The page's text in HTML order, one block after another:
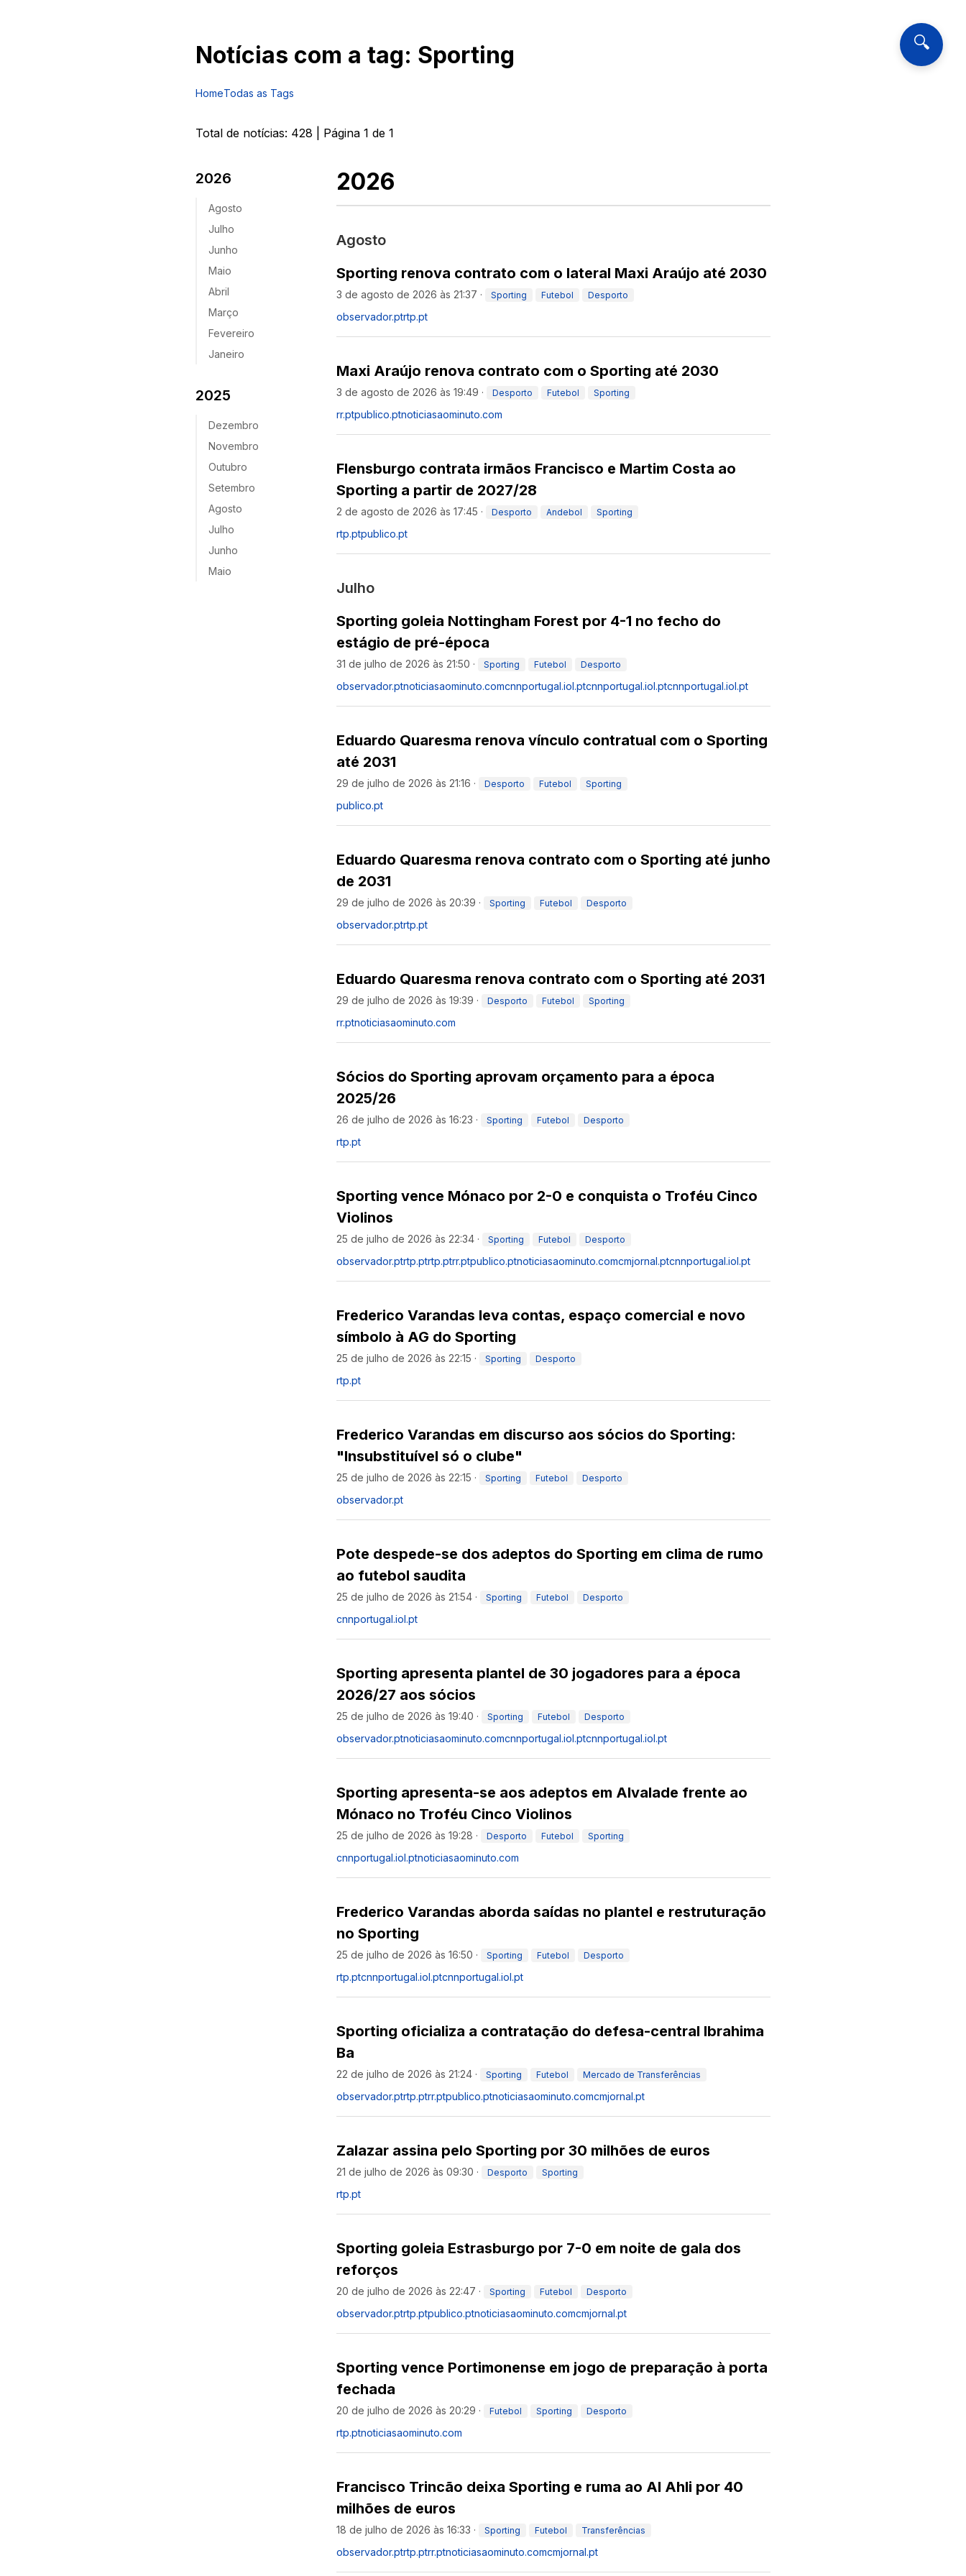
🔍
Notícias com a tag: Sporting
HomeTodas as Tags
Total de notícias: 428 | Página 1 de 1
2026
Agosto
Julho
Junho
Maio
Abril
Março
Fevereiro
Janeiro
2025
Dezembro
Novembro
Outubro
Setembro
Agosto
Julho
Junho
Maio
2026
Agosto
Sporting renova contrato com o lateral Maxi Araújo até 2030
3 de agosto de 2026 às 21:37 · Sporting Futebol Desporto
observador.ptrtp.pt
Maxi Araújo renova contrato com o Sporting até 2030
3 de agosto de 2026 às 19:49 · Desporto Futebol Sporting
rr.ptpublico.ptnoticiasaominuto.com
Flensburgo contrata irmãos Francisco e Martim Costa ao
Sporting a partir de 2027/28
2 de agosto de 2026 às 17:45 · Desporto Andebol Sporting
rtp.ptpublico.pt
Julho
Sporting goleia Nottingham Forest por 4-1 no fecho do
estágio de pré-época
31 de julho de 2026 às 21:50 · Sporting Futebol Desporto
observador.ptnoticiasaominuto.comcnnportugal.iol.ptcnnportugal.iol.ptcnnportugal.iol.pt
Eduardo Quaresma renova vínculo contratual com o Sporting
até 2031
29 de julho de 2026 às 21:16 · Desporto Futebol Sporting
publico.pt
Eduardo Quaresma renova contrato com o Sporting até junho
de 2031
29 de julho de 2026 às 20:39 · Sporting Futebol Desporto
observador.ptrtp.pt
Eduardo Quaresma renova contrato com o Sporting até 2031
29 de julho de 2026 às 19:39 · Desporto Futebol Sporting
rr.ptnoticiasaominuto.com
Sócios do Sporting aprovam orçamento para a época
2025/26
26 de julho de 2026 às 16:23 · Sporting Futebol Desporto
rtp.pt
Sporting vence Mónaco por 2-0 e conquista o Troféu Cinco
Violinos
25 de julho de 2026 às 22:34 · Sporting Futebol Desporto
observador.ptrtp.ptrtp.ptrr.ptpublico.ptnoticiasaominuto.comcmjornal.ptcnnportugal.iol.pt
Frederico Varandas leva contas, espaço comercial e novo
símbolo à AG do Sporting
25 de julho de 2026 às 22:15 · Sporting Desporto
rtp.pt
Frederico Varandas em discurso aos sócios do Sporting:
"Insubstituível só o clube"
25 de julho de 2026 às 22:15 · Sporting Futebol Desporto
observador.pt
Pote despede-se dos adeptos do Sporting em clima de rumo
ao futebol saudita
25 de julho de 2026 às 21:54 · Sporting Futebol Desporto
cnnportugal.iol.pt
Sporting apresenta plantel de 30 jogadores para a época
2026/27 aos sócios
25 de julho de 2026 às 19:40 · Sporting Futebol Desporto
observador.ptnoticiasaominuto.comcnnportugal.iol.ptcnnportugal.iol.pt
Sporting apresenta-se aos adeptos em Alvalade frente ao
Mónaco no Troféu Cinco Violinos
25 de julho de 2026 às 19:28 · Desporto Futebol Sporting
cnnportugal.iol.ptnoticiasaominuto.com
Frederico Varandas aborda saídas no plantel e restruturação
no Sporting
25 de julho de 2026 às 16:50 · Sporting Futebol Desporto
rtp.ptcnnportugal.iol.ptcnnportugal.iol.pt
Sporting oficializa a contratação do defesa-central Ibrahima
Ba
22 de julho de 2026 às 21:24 · Sporting Futebol Mercado de Transferências
observador.ptrtp.ptrr.ptpublico.ptnoticiasaominuto.comcmjornal.pt
Zalazar assina pelo Sporting por 30 milhões de euros
21 de julho de 2026 às 09:30 · Desporto Sporting
rtp.pt
Sporting goleia Estrasburgo por 7-0 em noite de gala dos
reforços
20 de julho de 2026 às 22:47 · Sporting Futebol Desporto
observador.ptrtp.ptpublico.ptnoticiasaominuto.comcmjornal.pt
Sporting vence Portimonense em jogo de preparação à porta
fechada
20 de julho de 2026 às 20:29 · Futebol Sporting Desporto
rtp.ptnoticiasaominuto.com
Francisco Trincão deixa Sporting e ruma ao Al Ahli por 40
milhões de euros
18 de julho de 2026 às 16:33 · Sporting Futebol Transferências
observador.ptrtp.ptrr.ptnoticiasaominuto.comcmjornal.pt